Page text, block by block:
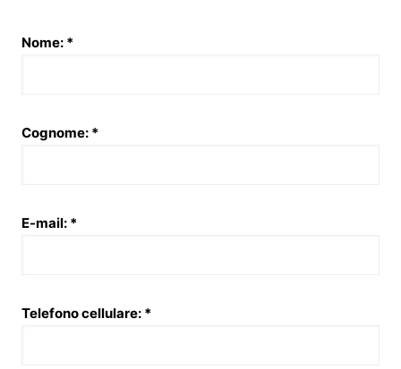
Nome: *
Cognome: *
E-mail: *
Telefono cellulare: *